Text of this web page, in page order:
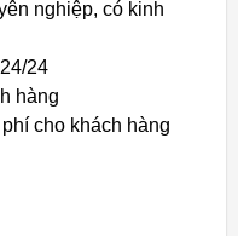
nghiệp, có kinh
24
hàng
cho khách hàng